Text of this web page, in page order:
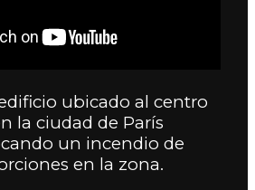
ubicado al centro
la ciudad de París
un incendio de
en la zona.